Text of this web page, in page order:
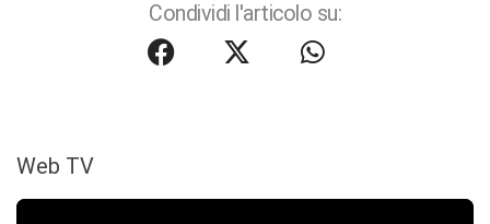
Condividi l'articolo su:
Web TV